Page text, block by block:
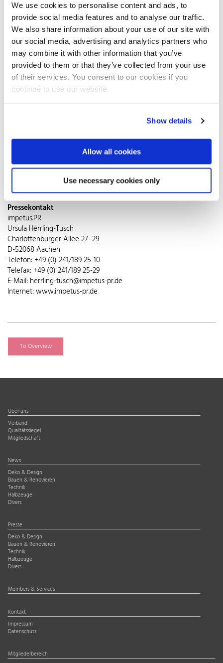
We use cookies to personalise content and ads, to
provide social media features and to analyse our traffic.
We also share information about your use of our site with
our social media, advertising and analytics partners who
may combine it with other information that you’ve
provided to them or that they’ve collected from your use
of their services. You consent to our cookies if you
continue to use our website.
Show details
Allow all cookies
Use necessary cookies only
Brunchbuffet zum glänzenden Auftritt. Die ebenso schön
dekorierte wie reichlich gedeckte Tafel lässt keinerlei Wünsche
offen. Während Edelstahlkörbe kernige Brötchen und duftende
Croissants ins rechte Licht rücken, halten Käseglocken und
Marmeladengefäße mit Glasdeckel die vielfältigen Leckereien
auch über viele Stunden appetitlich frisch. Warme Speisen wie
Pfannkuchen, Rührei oder Würstchen ruhen stilvoll in Edelstahl-
Schüsseln mit Wärmeboden oder sogar in professionellen
Speisewärmern. Zur Begrüßung sorgen Mimosas – Sekt mit
Flaschenkühler aus Edelstahl Rostfrei angenehm kühl. Passende
gehalten. Natürlich dürfen auch stimmige Zuckerspender und
Milchkännchen nicht fehlen. Beste Voraussetzungen für
stundenlanges, genussvolles Schlemmen, Plaudern und geselliges
Pressekontakt
impetus.PR
Ursula Herrling-Tusch
Charlottenburger Allee 27–29
D-52068 Aachen
Telefon: +49 (0) 241/189 25-10
Telefax: +49 (0) 241/189 25-29
E-Mail: herrling-tusch@impetus-pr.de
Internet: www.impetus-pr.de
To Overview
Über uns
Verband
Qualitätssiegel
Mitgliedschaft
News
Deko & Design
Bauen & Renovieren
Technik
Halbzeuge
Divers
Presse
Deko & Design
Bauen & Renovieren
Technik
Halbzeuge
Divers
Members & Services
Kontakt
Impressum
Datenschutz
Mitgliederbereich